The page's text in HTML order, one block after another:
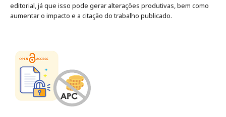
editorial, já que isso pode gerar alterações produtivas, bem como
aumentar o impacto e a citação do trabalho publicado.